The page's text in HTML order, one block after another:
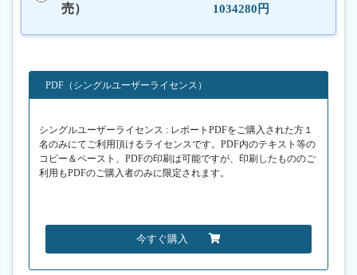
売）
1034280円
PDF（シングルユーザーライセンス）
シングルユーザーライセンス : レポートPDFをご購入された方１
名のみにてご利用頂けるライセンスです。PDF内のテキスト等の
コピー＆ペースト、PDFの印刷は可能ですが、印刷したもののご
利用もPDFのご購入者のみに限定されます。
今すぐ購入